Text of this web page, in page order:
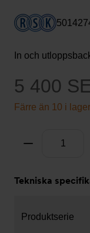
In och
5 400
Färre än 10 i lager
Ta bort
Tekniska
Produktserie